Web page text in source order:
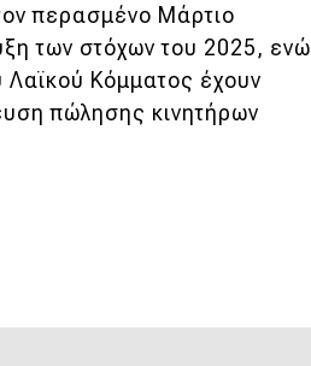
περασμένο Μάρτιο
των στόχων του 2025, ενώ
Λαϊκού Κόμματος έχουν
πώλησης κινητήρων